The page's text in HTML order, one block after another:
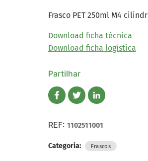
Frasco PET 250ml M4
Download ficha técnica
Download ficha logística
Partilhar
REF: 1102511001
Categoria: Frascos